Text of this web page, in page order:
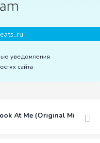
уведомления
сайта
At Me (Original Mix)